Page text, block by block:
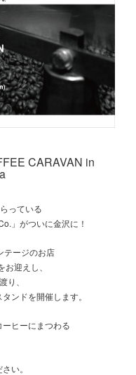
CARAVAN in
っている
」がついに金沢に！
テージのお店
迎えし、
り、
ンドを開催します。
ヒーにまつわる
い。